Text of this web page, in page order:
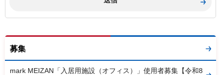
募集
mark MEIZAN「入居用施設（オフィス）」使用者募集【令和8